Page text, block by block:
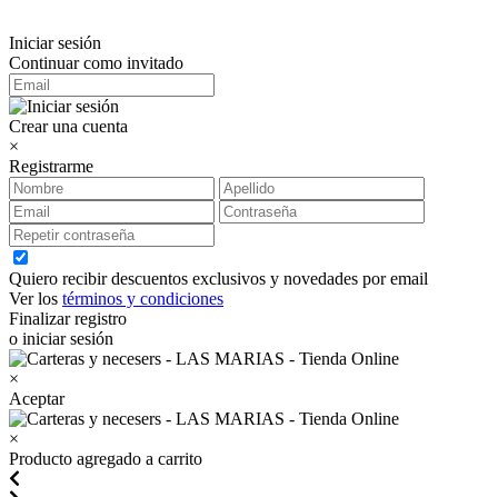
Iniciar sesión
Continuar como invitado
Crear una cuenta
×
Registrarme
Quiero recibir descuentos exclusivos y novedades por email
Ver los términos y condiciones
Finalizar registro
o iniciar sesión
×
Aceptar
×
Producto agregado a carrito